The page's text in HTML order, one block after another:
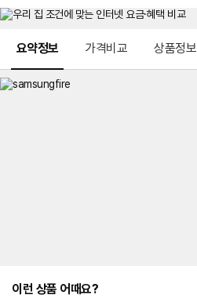
요약정보 가격비교 상품정보
이런 상품 어때요?